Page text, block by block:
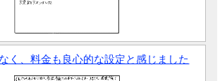
く、料金も良心的な設定と感じました